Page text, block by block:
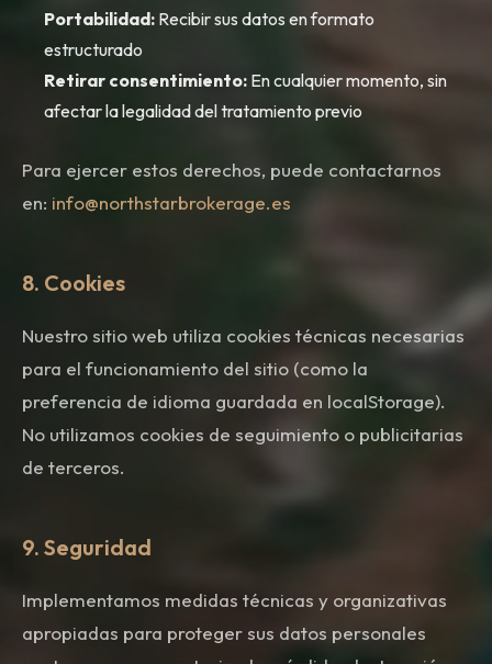
Portabilidad: Recibir sus datos en formato
estructurado
Retirar consentimiento: En cualquier momento, sin
afectar la legalidad del tratamiento previo
Para ejercer estos derechos, puede contactarnos
en: info@northstarbrokerage.es
8. Cookies
Nuestro sitio web utiliza cookies técnicas necesarias
para el funcionamiento del sitio (como la
preferencia de idioma guardada en localStorage).
No utilizamos cookies de seguimiento o publicitarias
de terceros.
9. Seguridad
Implementamos medidas técnicas y organizativas
apropiadas para proteger sus datos personales